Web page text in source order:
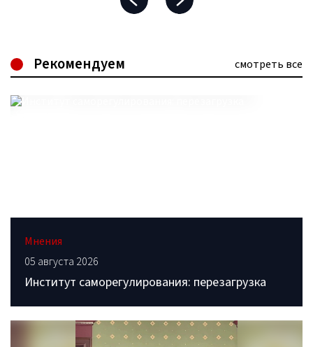
Рекомендуем смотреть все
Мнения
05 августа 2026
Институт саморегулирования: перезагрузка